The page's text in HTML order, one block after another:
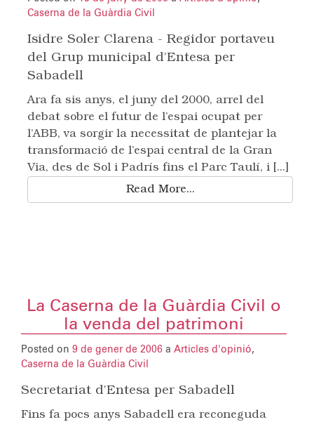
Caserna de la Guàrdia Civil
Isidre Soler Clarena - Regidor portaveu
del Grup municipal d'Entesa per
Sabadell
Ara fa sis anys, el juny del 2000, arrel del
debat sobre el futur de l’espai ocupat per
l’ABB, va sorgir la necessitat de plantejar la
transformació de l’espai central de la Gran
Via, des de Sol i Padrís fins el Parc Taulí, i [...]
Read More...
La Caserna de la Guàrdia Civil o
la venda del patrimoni
Posted on 9 de gener de 2006 a Articles d'opinió,
Caserna de la Guàrdia Civil
Secretariat d'Entesa per Sabadell
Fins fa pocs anys Sabadell era reconeguda